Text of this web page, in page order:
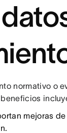
normativo o
mejoras